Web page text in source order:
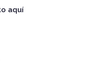
aquí